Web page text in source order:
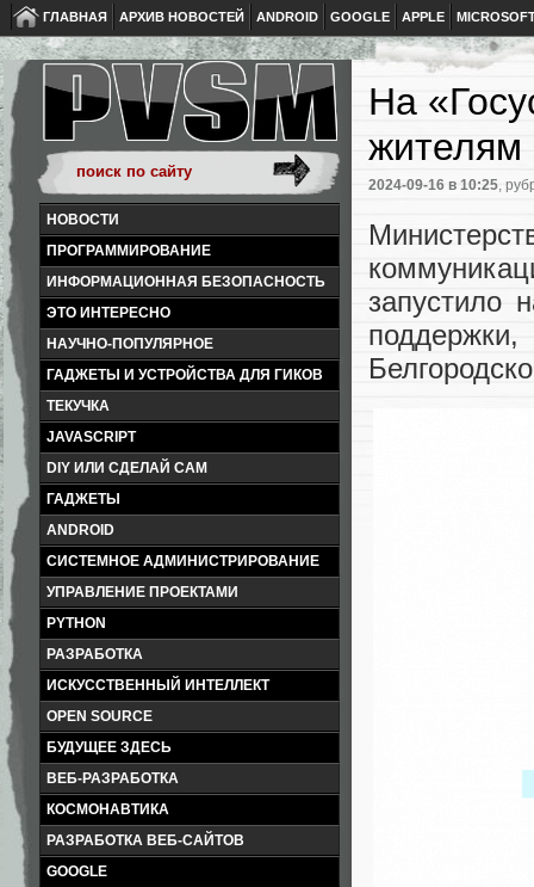
ГЛАВНАЯ АРХИВ НОВОСТЕЙ ANDROID GOOGLE APPLE
НОВОСТИ
ПРОГРАММИРОВАНИЕ
ИНФОРМАЦИОННАЯ БЕЗОПАСНОСТЬ
ЭТО ИНТЕРЕСНО
НАУЧНО-ПОПУЛЯРНОЕ
ГАДЖЕТЫ И УСТРОЙСТВА ДЛЯ ГИКОВ
ТЕКУЧКА
JAVASCRIPT
DIY ИЛИ СДЕЛАЙ САМ
ГАДЖЕТЫ
ANDROID
СИСТЕМНОЕ АДМИНИСТРИРОВАНИЕ
УПРАВЛЕНИЕ ПРОЕКТАМИ
PYTHON
РАЗРАБОТКА
ИСКУССТВЕННЫЙ ИНТЕЛЛЕКТ
OPEN SOURCE
БУДУЩЕЕ ЗДЕСЬ
ВЕБ-РАЗРАБОТКА
КОСМОНАВТИКА
РАЗРАБОТКА ВЕБ-САЙТОВ
GOOGLE
На
жителям
2024-09-16 в 10:25,
запустило